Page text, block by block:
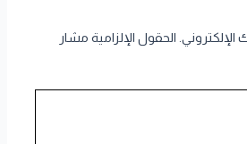
الإلكتروني. الحقول الإلزامية مشار